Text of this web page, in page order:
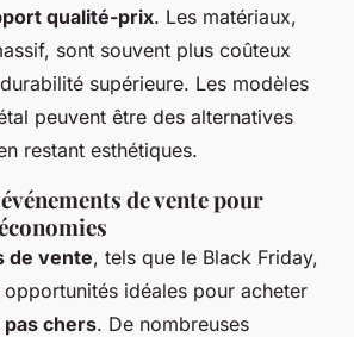
qualité-prix. Les matériaux,
sont souvent plus coûteux
supérieure. Les modèles
peuvent être des alternatives
restant esthétiques.
de vente pour
de vente, tels que le Black Friday,
idéales pour acheter
chers. De nombreuses